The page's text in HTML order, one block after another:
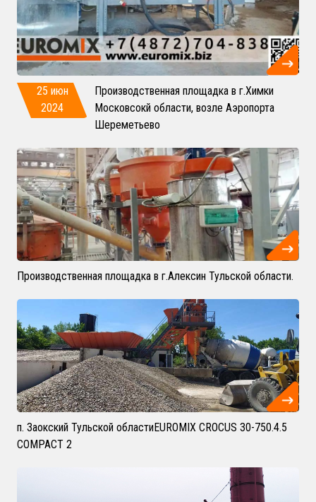
25 июн
2024
Производственная площадка в г.Химки
Московсокй области, возле Аэропорта
Шереметьево
Производственная площадка в г.Алексин Тульской области.
п. Заокский Тульской областиEUROMIX CROCUS 30-750.4.5
COMPACT 2